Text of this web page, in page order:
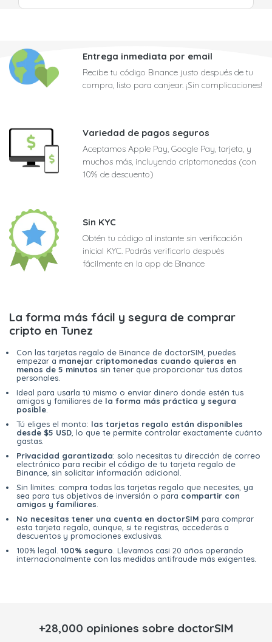
Entrega inmediata por email
Recibe tu código Binance justo después de tu
compra, listo para canjear. ¡Sin complicaciones!
Variedad de pagos seguros
Aceptamos Apple Pay, Google Pay, tarjeta, y
muchos más, incluyendo criptomonedas (con
10% de descuento)
Sin KYC
Obtén tu código al instante sin verificación
inicial KYC. Podrás verificarlo después
fácilmente en la app de Binance
La forma más fácil y segura de comprar
cripto en Tunez
Con las tarjetas regalo de Binance de doctorSIM, puedes
empezar a manejar criptomonedas cuando quieras en
menos de 5 minutos sin tener que proporcionar tus datos
personales.
Ideal para usarla tú mismo o enviar dinero donde estén tus
amigos y familiares de la forma más práctica y segura
posible
Tú eliges el monto: las tarjetas regalo están disponibles
desde $5 USD , lo que te permite controlar exactamente cuánto
gastas.
Privacidad garantizada: solo necesitas tu dirección de correo
electrónico para recibir el código de tu tarjeta regalo de
Binance, sin solicitar información adicional.
Sin límites: compra todas las tarjetas regalo que necesites, ya
sea para tus objetivos de inversión o para compartir con
amigos y familiares
No necesitas tener una cuenta en doctorSIM para comprar
esta tarjeta regalo, aunque, si te registras, accederás a
descuentos y promociones exclusivas.
100% legal. 100% seguro . Llevamos casi 20 años operando
internacionalmente con las medidas antifraude más exigentes.
+28,000 opiniones sobre doctorSIM